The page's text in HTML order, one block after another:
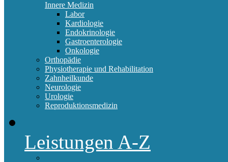
Innere Medizin
Labor
Kardiologie
Endokrinologie
Gastroenterologie
Onkologie
Orthopädie
Physiotherapie und Rehabilitation
Zahnheilkunde
Neurologie
Urologie
Reproduktionsmedizin
Leistungen A-Z